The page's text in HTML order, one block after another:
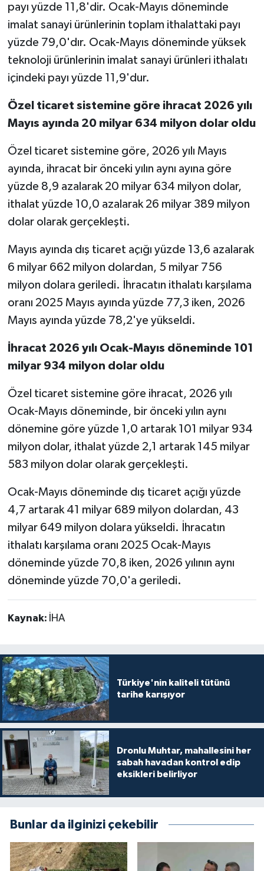
payı yüzde 11,8'dir. Ocak-Mayıs döneminde
imalat sanayi ürünlerinin toplam ithalattaki payı
yüzde 79,0'dır. Ocak-Mayıs döneminde yüksek
teknoloji ürünlerinin imalat sanayi ürünleri ithalatı
içindeki payı yüzde 11,9'dur.
Özel ticaret sistemine göre ihracat 2026 yılı
Mayıs ayında 20 milyar 634 milyon dolar oldu
Özel ticaret sistemine göre, 2026 yılı Mayıs
ayında, ihracat bir önceki yılın aynı ayına göre
yüzde 8,9 azalarak 20 milyar 634 milyon dolar,
ithalat yüzde 10,0 azalarak 26 milyar 389 milyon
dolar olarak gerçekleşti.
Mayıs ayında dış ticaret açığı yüzde 13,6 azalarak
6 milyar 662 milyon dolardan, 5 milyar 756
milyon dolara geriledi. İhracatın ithalatı karşılama
oranı 2025 Mayıs ayında yüzde 77,3 iken, 2026
Mayıs ayında yüzde 78,2'ye yükseldi.
İhracat 2026 yılı Ocak-Mayıs döneminde 101
milyar 934 milyon dolar oldu
Özel ticaret sistemine göre ihracat, 2026 yılı
Ocak-Mayıs döneminde, bir önceki yılın aynı
dönemine göre yüzde 1,0 artarak 101 milyar 934
milyon dolar, ithalat yüzde 2,1 artarak 145 milyar
583 milyon dolar olarak gerçekleşti.
Ocak-Mayıs döneminde dış ticaret açığı yüzde
4,7 artarak 41 milyar 689 milyon dolardan, 43
milyar 649 milyon dolara yükseldi. İhracatın
ithalatı karşılama oranı 2025 Ocak-Mayıs
döneminde yüzde 70,8 iken, 2026 yılının aynı
döneminde yüzde 70,0'a geriledi.
Kaynak: İHA
Türkiye'nin kaliteli tütünü
tarihe karışıyor
Dronlu Muhtar, mahallesini her
sabah havadan kontrol edip
eksikleri belirliyor
Bunlar da ilginizi çekebilir